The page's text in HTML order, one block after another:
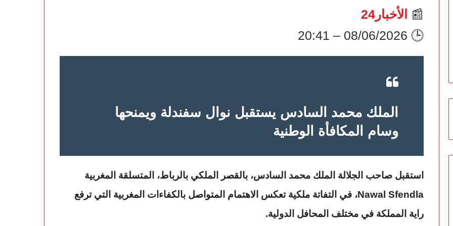
📰
الأخبار24
🕒 08/06/2026 – 20:41
الملك محمد السادس يستقبل نوال سفندلة ويمنحها
وسام المكافأة الوطنية
Nawal Sfendla، في التفاتة ملكية تعكس الاهتمام المتواصل بالكفاءات المغربية التي ترفع
راية المملكة في مختلف المحافل الدولية.